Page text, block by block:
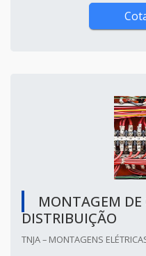
MONTAGEM DE
DISTRIBUIÇÃO
TNJA – MONTAGENS